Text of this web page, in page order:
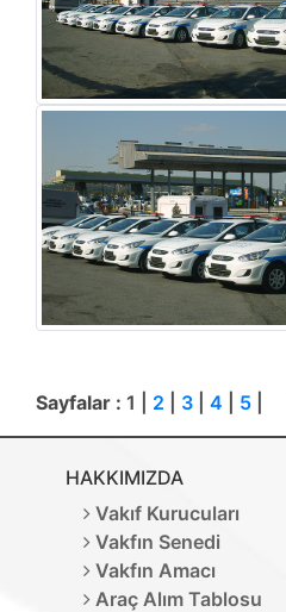
Sayfalar : 1 | 2 3 4 5
HAKKIMIZDA
Vakıf Kurucuları
Vakfın Senedi
Vakfın Amacı
Araç Alım Tablosu